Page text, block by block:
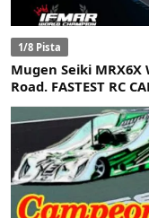
1/8 Pista
Mugen Seiki MRX6X
Road. FASTEST RC